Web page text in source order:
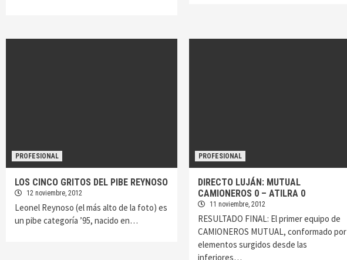
PROFESIONAL
LOS CINCO GRITOS DEL PIBE REYNOSO
12 noviembre, 2012
Leonel Reynoso (el más alto de la foto) es
un pibe categoría ’95, nacido en…
PROFESIONAL
DIRECTO LUJÁN: MUTUAL
CAMIONEROS 0 – ATILRA 0
11 noviembre, 2012
RESULTADO FINAL: El primer equipo de
CAMIONEROS MUTUAL, conformado por
elementos surgidos desde las
inferiores…